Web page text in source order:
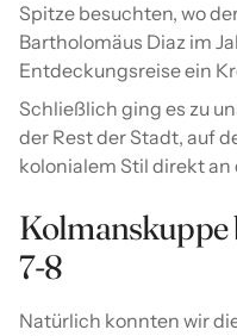
Spitze besuchten, wo
Bartholomäus Diaz im
Entdeckungsreise ein
Schließlich ging es zu
der Rest der Stadt, auf
kolonialem Stil direkt an
Kolmanskuppe
7-8
Natürlich konnten wir